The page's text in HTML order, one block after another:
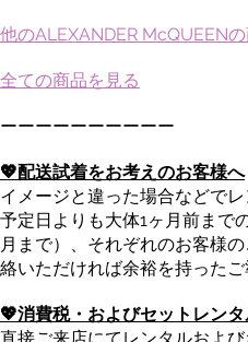
他のALEXANDER McQUEEN
全ての商品を見る
ーーーーーーーーーー
💖配送試着をお考えのお客様へ
イメージと違った場合などで
予定日よりも大体1ヶ月前まで
月まで）、それぞれのお客様
絡いただければ余裕を持った
💖消費税・およびセットレン